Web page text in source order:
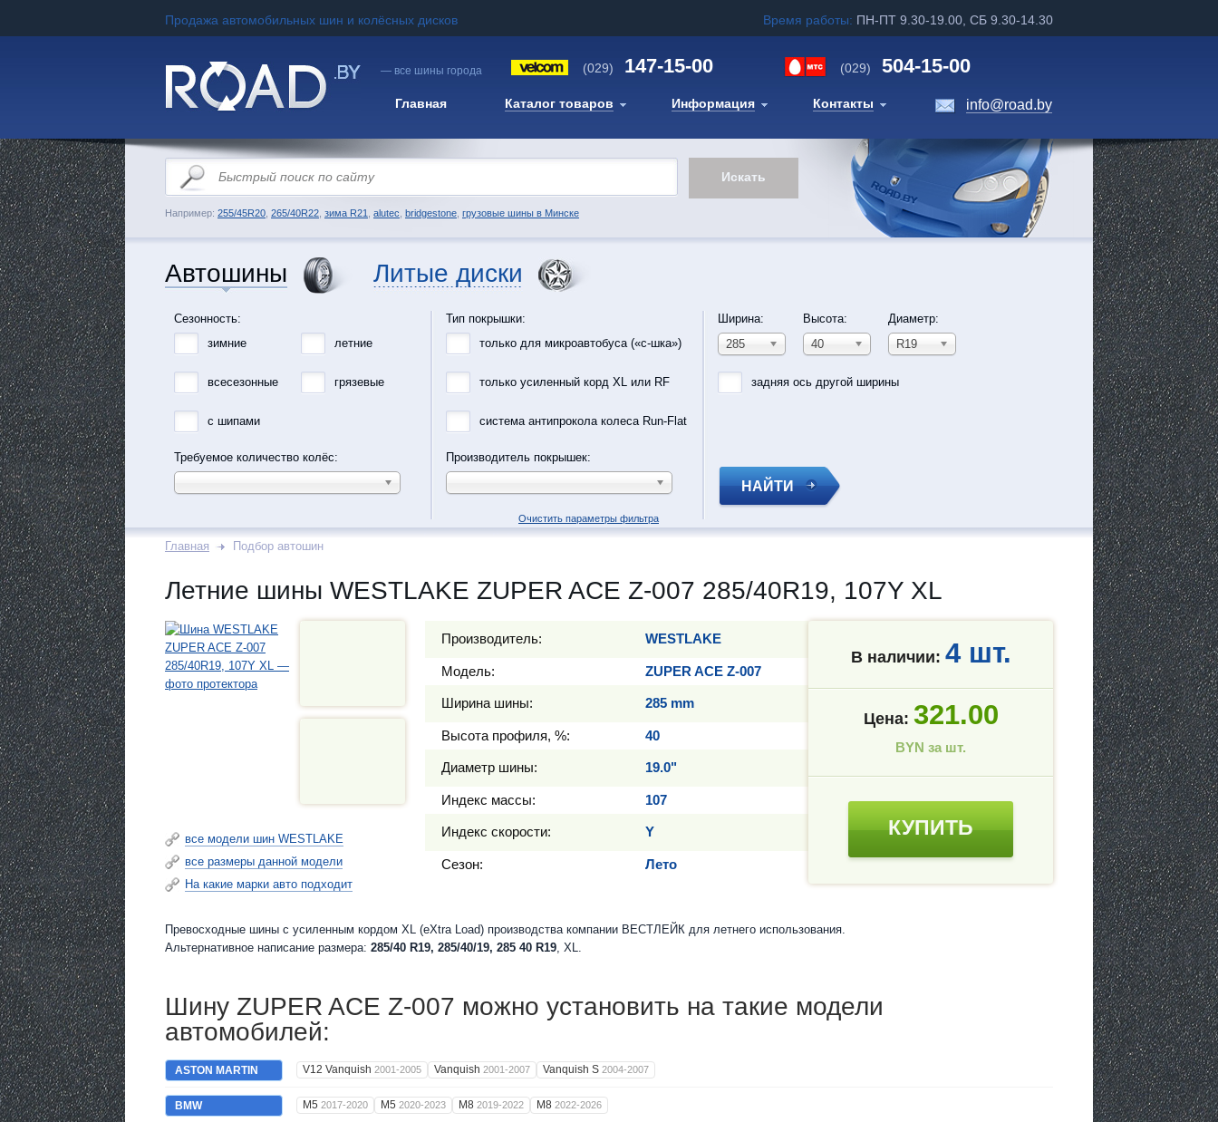
Продажа автомобильных шин и колёсных дисков Время работы: ПН-ПТ 9.30-19.00, СБ 9.30-14.30
— все шины города (029) 147-15-00 (029) 504-15-00
Главная Каталог товаров Информация Контакты info@road.by
Например: 255/45R20 265/40R22 зима R21 alutec bridgestone грузовые шины в Минске
Автошины Литые диски
Сезонность:
зимние
летние
всесезонные грязевые
с шипами
Требуемое количество колёс:
Тип покрышки:
только для микроавтобуса («с-шка»)
только усиленный корд XL или RF
система антипрокола колеса Run-Flat
Производитель покрышек:
Ширина:
285
Высота:
40
Диаметр:
R19
задняя ось другой ширины
НАЙТИ
Очистить параметры фильтра
Главная Подбор автошин
Летние шины WESTLAKE ZUPER ACE Z-007 285/40R19, 107Y XL
все модели шин WESTLAKE
все размеры данной модели
На какие марки авто подходит
Производитель: WESTLAKE
Модель: ZUPER ACE Z-007
Ширина шины: 285 mm
Высота профиля, %: 40
Диаметр шины: 19.0"
Индекс массы: 107
Индекс скорости: Y
Сезон: Лето
В наличии: 4 шт.
Цена: 321.00
BYN за шт.
КУПИТЬ
Превосходные шины c усиленным кордом XL (eXtra Load) производства компании ВЕСТЛЕЙК для летнего использования.
Альтернативное написание размера: 285/40 R19, 285/40/19, 285 40 R19, XL.
Шину ZUPER ACE Z-007 можно установить на такие модели
автомобилей:
ASTON MARTIN V12 Vanquish 2001-2005 Vanquish 2001-2007 Vanquish S 2004-2007
BMW M5 2017-2020 M5 2020-2023 M8 2019-2022 M8 2022-2026